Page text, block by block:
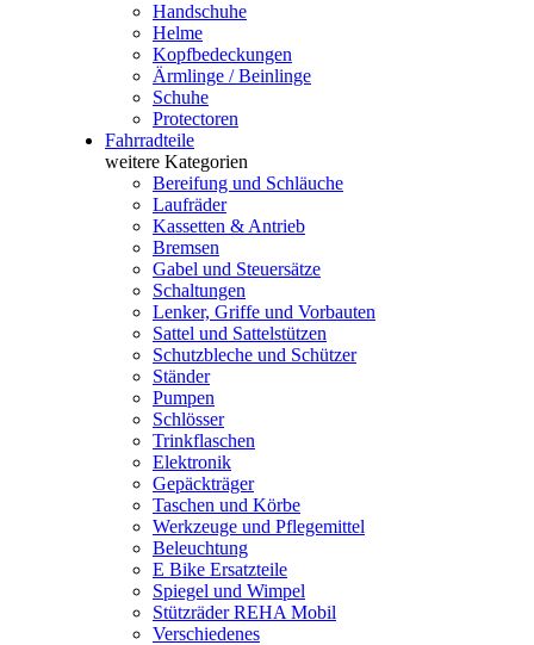
Handschuhe
Helme
Kopfbedeckungen
Ärmlinge / Beinlinge
Schuhe
Protectoren
Fahrradteile
weitere Kategorien
Bereifung und Schläuche
Laufräder
Kassetten & Antrieb
Bremsen
Gabel und Steuersätze
Schaltungen
Lenker, Griffe und Vorbauten
Sattel und Sattelstützen
Schutzbleche und Schützer
Ständer
Pumpen
Schlösser
Trinkflaschen
Elektronik
Gepäckträger
Taschen und Körbe
Werkzeuge und Pflegemittel
Beleuchtung
E Bike Ersatzteile
Spiegel und Wimpel
Stützräder REHA Mobil
Verschiedenes